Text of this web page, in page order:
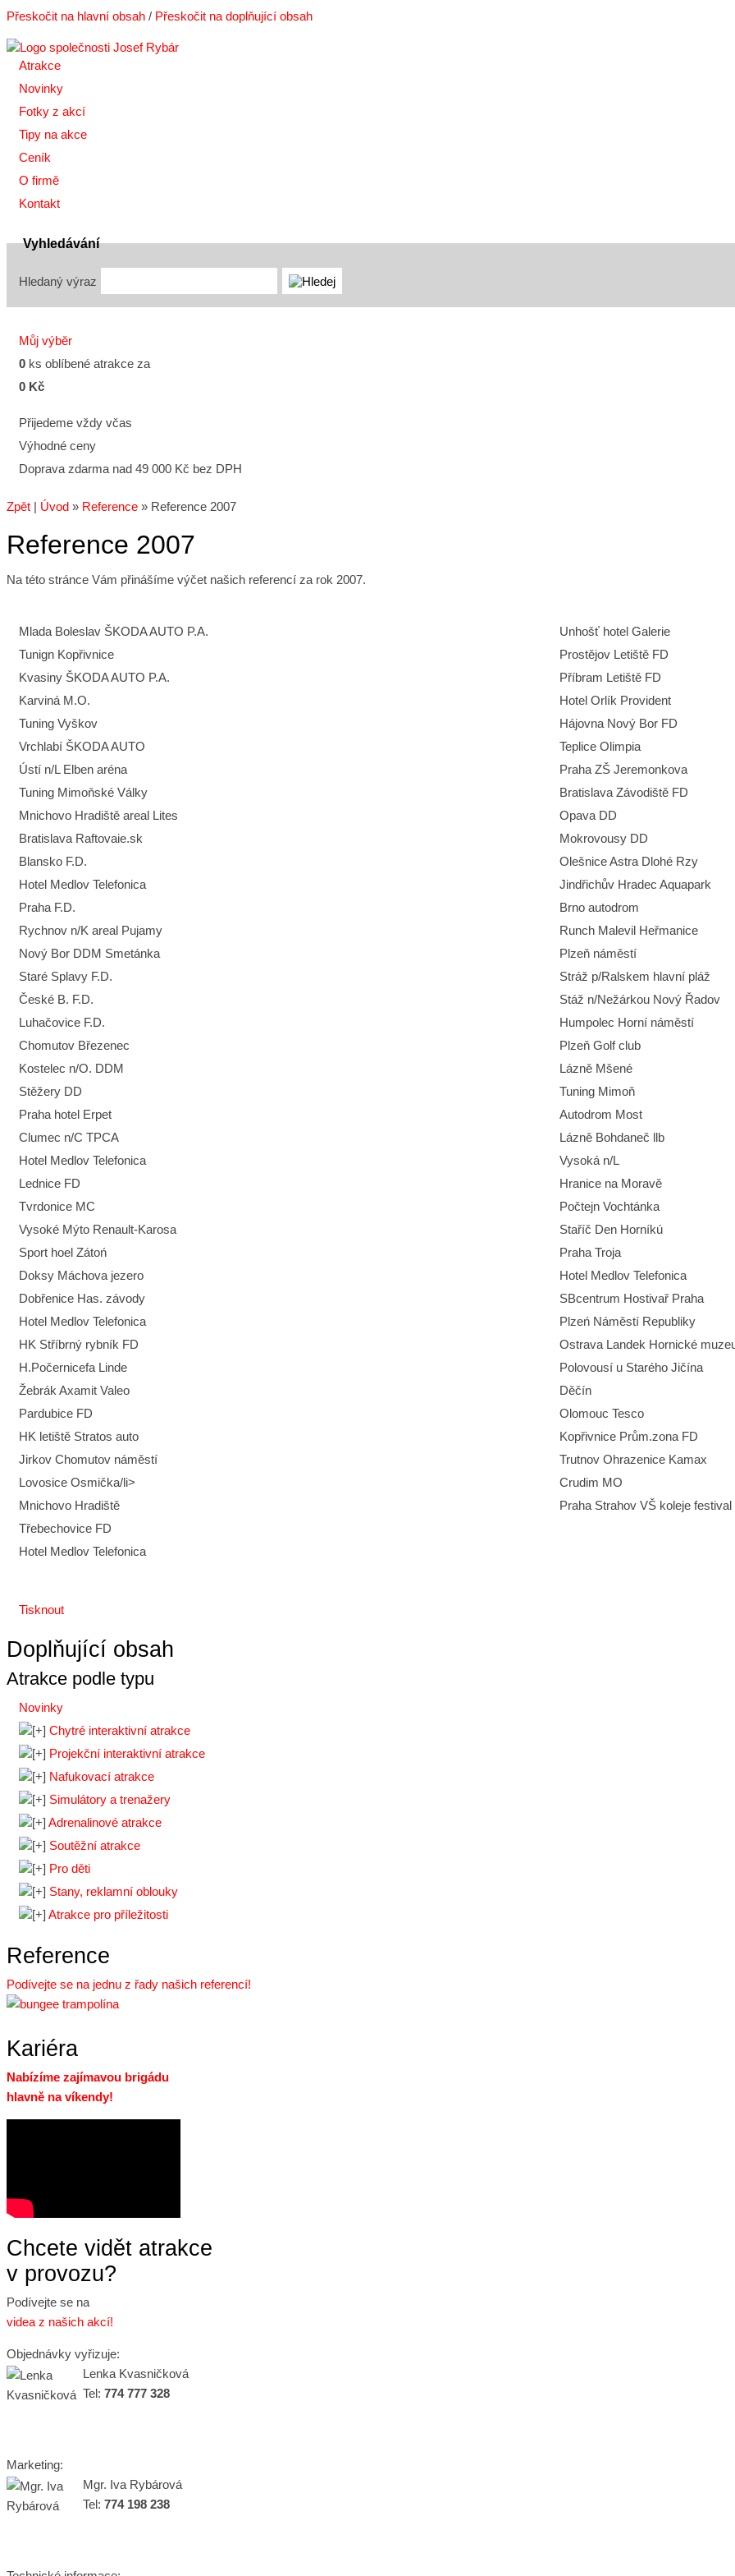
Přeskočit na hlavní obsah / Přeskočit na doplňující obsah
Atrakce
Novinky
Fotky z akcí
Tipy na akce
Ceník
O firmě
Kontakt
Vyhledávání
Hledaný výraz
Můj výběr
0 ks oblíbené atrakce za
0 Kč
Přijedeme vždy včas
Výhodné ceny
Doprava zdarma nad 49 000 Kč bez DPH
Zpět | Úvod » Reference » Reference 2007
Reference 2007
Na této stránce Vám přinášíme výčet našich referencí za rok 2007.
Mlada Boleslav ŠKODA AUTO P.A.
Tunign Kopřivnice
Kvasiny ŠKODA AUTO P.A.
Karviná M.O.
Tuning Vyškov
Vrchlabí ŠKODA AUTO
Ústí n/L Elben aréna
Tuning Mimoňské Války
Mnichovo Hradiště areal Lites
Bratislava Raftovaie.sk
Blansko F.D.
Hotel Medlov Telefonica
Praha F.D.
Rychnov n/K areal Pujamy
Nový Bor DDM Smetánka
Staré Splavy F.D.
České B. F.D.
Luhačovice F.D.
Chomutov Březenec
Kostelec n/O. DDM
Stěžery DD
Praha hotel Erpet
Clumec n/C TPCA
Hotel Medlov Telefonica
Lednice FD
Tvrdonice MC
Vysoké Mýto Renault-Karosa
Sport hoel Zátoń
Doksy Máchova jezero
Dobřenice Has. závody
Hotel Medlov Telefonica
HK Stříbrný rybník FD
H.Počernicefa Linde
Žebrák Axamit Valeo
Pardubice FD
HK letiště Stratos auto
Jirkov Chomutov náměstí
Lovosice Osmička/li>
Mnichovo Hradiště
Třebechovice FD
Hotel Medlov Telefonica
Unhošť hotel Galerie
Prostějov Letiště FD
Příbram Letiště FD
Hotel Orlík Provident
Hájovna Nový Bor FD
Teplice Olimpia
Praha ZŠ Jeremonkova
Bratislava Závodiště FD
Opava DD
Mokrovousy DD
Olešnice Astra Dlohé Rzy
Jindřichův Hradec Aquapark
Brno autodrom
Runch Malevil Heřmanice
Plzeň náměstí
Stráž p/Ralskem hlavní pláž
Stáž n/Nežárkou Nový Řadov
Humpolec Horní náměstí
Plzeň Golf club
Lázně Mšené
Tuning Mimoň
Autodrom Most
Lázně Bohdaneč llb
Vysoká n/L
Hranice na Moravě
Počtejn Vochtánka
Staříč Den Horníkú
Praha Troja
Hotel Medlov Telefonica
SBcentrum Hostivař Praha
Plzeń Náměstí Republiky
Ostrava Landek Hornické
Polovousí u Starého Jičína
Děčín
Olomouc Tesco
Kopřivnice Prům.zona FD
Trutnov Ohrazenice Kamax
Crudim MO
Praha Strahov VŠ koleje festival
Tisknout
Doplňující obsah
Atrakce podle typu
Novinky
Chytré interaktivní atrakce
Projekční interaktivní atrakce
Nafukovací atrakce
Simulátory a trenažery
Adrenalinové atrakce
Soutěžní atrakce
Pro děti
Stany, reklamní oblouky
Atrakce pro příležitosti
Reference
Podívejte se na jednu z řady našich referencí!
Kariéra
Nabízíme zajímavou brigádu
hlavně na víkendy!
Chcete vidět atrakce
v provozu?
Podívejte se na
videa z našich akcí!
Objednávky vyřizuje:
Lenka Kvasničková
Tel: 774 777 328
Marketing:
Mgr. Iva Rybárová
Tel: 774 198 238